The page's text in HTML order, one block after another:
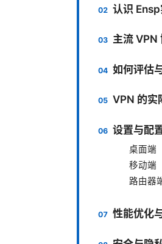
认识
主流 VPN
如何评估
VPN 的实
设置与配
桌面端
移动端
路由器
性能优化